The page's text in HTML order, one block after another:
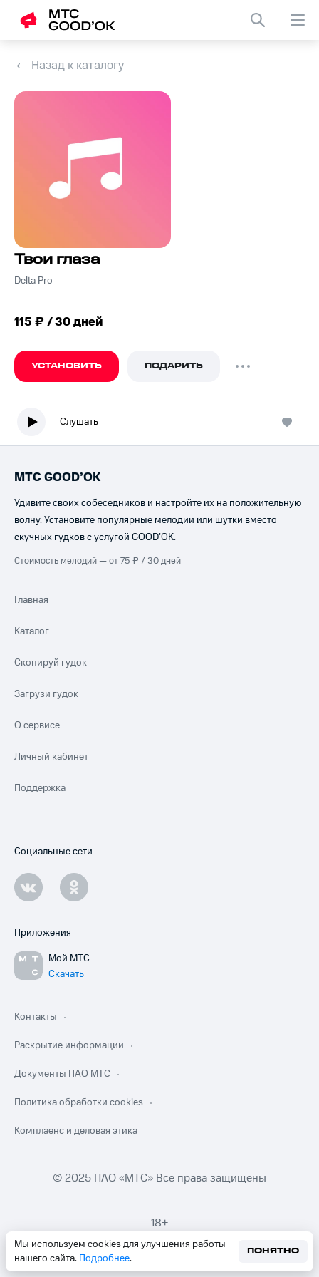
Назад к каталогу
Твои глаза
Delta Pro
115 ₽ / 30 дней
УСТАНОВИТЬ ПОДАРИТЬ
Слушать
Мы используем cookies для улучшения работы
нашего сайта. Подробнее.
ПОНЯТНО
МТС GOOD’OK
Удивите своих собеседников и настройте их на положительную
волну. Установите популярные мелодии или шутки вместо
скучных гудков с услугой GOOD’OK.
Стоимость мелодий — от 75 ₽ / 30 дней
Главная
Каталог
Скопируй гудок
Загрузи гудок
О сервисе
Личный кабинет
Поддержка
Социальные сети
Приложения
Мой МТС
Скачать
Контакты
Раскрытие информации
Документы ПАО МТС
Политика обработки cookies
Комплаенс и деловая этика
© 2025 ПАО «МТС» Все права защищены
18+